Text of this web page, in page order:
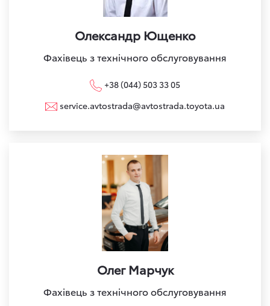
Олександр Ющенко
Фахівець з технічного обслуговування
+38 (044) 503 33 05
service.avtostrada@avtostrada.toyota.ua
Олег Марчук
Фахівець з технічного обслуговування